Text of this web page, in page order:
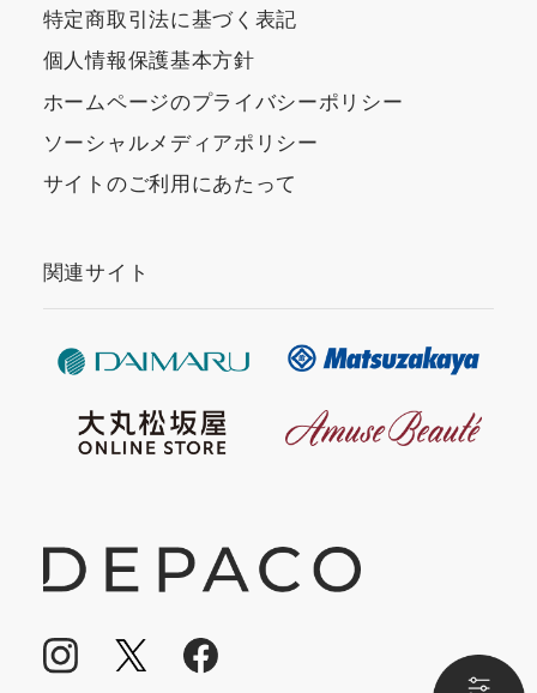
特定商取引法に基づく表記
個人情報保護基本方針
ホームページのプライバシーポリシー
ソーシャルメディアポリシー
サイトのご利用にあたって
関連サイト